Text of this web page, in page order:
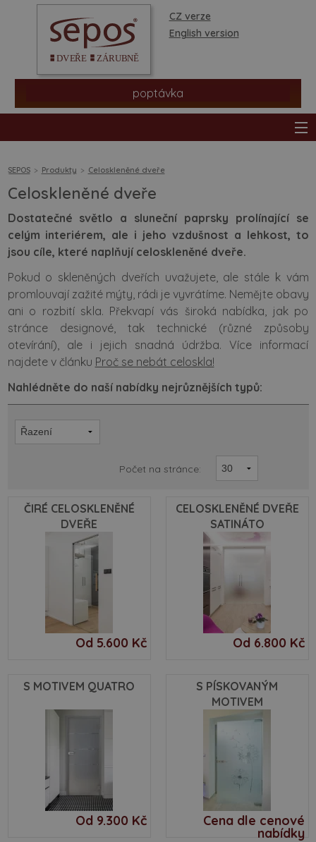
CZ verze
English version
poptávka
prodejní síť
informace a rady
SEPOS Produkty Celoskleněné dveře
Celoskleněné dveře
Dostatečné světlo a sluneční paprsky prolínající se
celým interiérem, ale i jeho vzdušnost a lehkost, to
jsou cíle, které naplňují celoskleněné dveře.
Pokud o skleněných dveřích uvažujete, ale stále k vám
promlouvají zažité mýty, rádi je vyvrátíme. Nemějte obavy
ani o rozbití skla. Překvapí vás široká nabídka, jak po
stránce designové, tak technické (různé způsoby
otevírání), ale i jejich snadná údržba. Více informací
najdete v článku Proč se nebát celoskla!
Nahlédněte do naší nabídky nejrůznějších typů:
Počet na stránce:
ČIRÉ CELOSKLENĚNÉ
DVEŘE
Od 5.600 Kč
CELOSKLENĚNÉ DVEŘE
SATINÁTO
Od 6.800 Kč
S MOTIVEM QUATRO
Od 9.300 Kč
S PÍSKOVANÝM
MOTIVEM
Cena dle cenové
nabídky